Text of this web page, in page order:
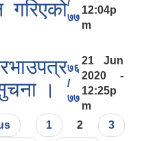
गरिएको७७
12:04p
m
।
७६
/
७७
21 Jun
2020 -
12:25p
m
1 2
3